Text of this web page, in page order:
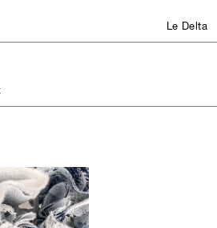
Le Delta